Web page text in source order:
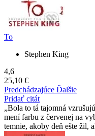
To
Stephen King
4,6
25,10 €
Predchádzajúce Ďalšie
Pridať citát
Bola to tá tajomná
mení farbu z červenej na
temnie, akoby deň ešte žil,